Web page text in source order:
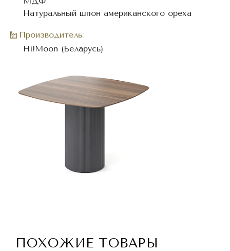
Натуральный шпон американского ореха
Производитель:
Hi!Moon (Беларусь)
ПОХОЖИЕ ТОВАРЫ